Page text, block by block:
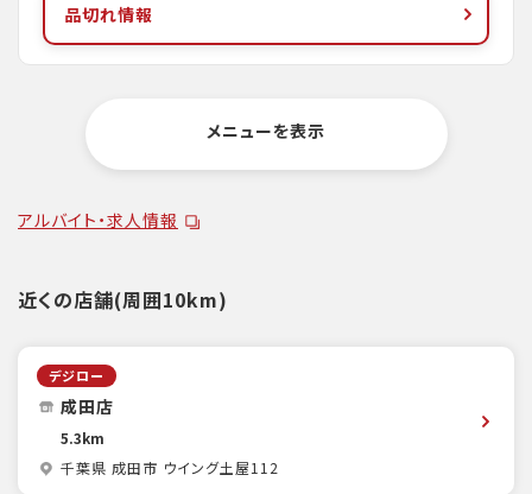
品切れ情報
メニューを表示
アルバイト・求人情報
近くの店舗(周囲10km)
デジロー
成田店
5.3km
千葉県 成田市 ウイング土屋112